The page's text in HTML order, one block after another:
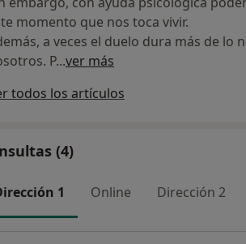
momento que nos toca vivir.
a veces el duelo dura más de lo
P...ver más
todos los artículos
(4)
1 Online Dirección 2